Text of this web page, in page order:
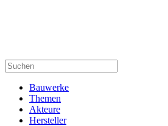
Bauwerke
Themen
Akteure
Hersteller